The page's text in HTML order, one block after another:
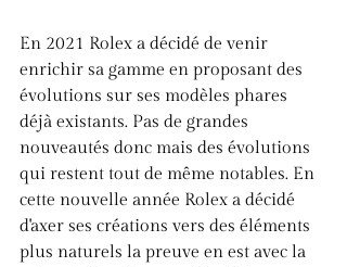
En 2021 Rolex a décidé de venir
enrichir sa gamme en proposant des
évolutions sur ses modèles phares
déjà existants. Pas de grandes
nouveautés donc mais des évolutions
qui restent tout de même notables. En
cette nouvelle année Rolex a décidé
d'axer ses créations vers des éléments
plus naturels la preuve en est avec la